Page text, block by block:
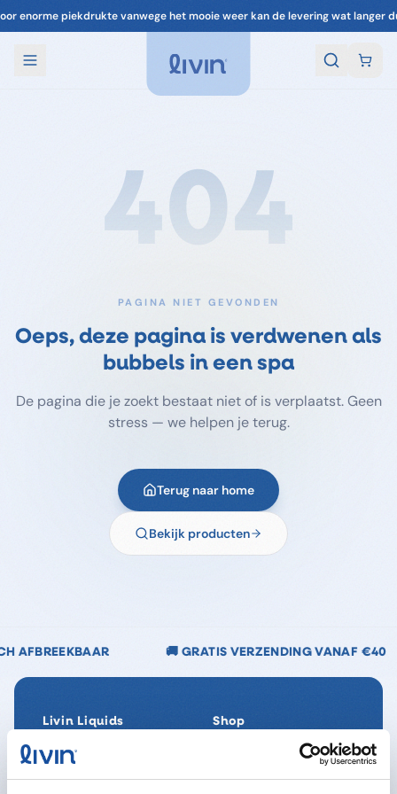
enorme piekdrukte vanwege het mooie weer kan de levering wat langer
404
PAGINA NIET GEVONDEN
Oeps, deze pagina is verdwenen als
bubbels in een spa
De pagina die je zoekt bestaat niet of is verplaatst. Geen
stress — we helpen je terug.
Terug naar home
Bekijk producten
🚚 GRATIS VERZENDING VANAF €40 🌿
Livin Liquids
Ons verhaal
Onze Impact
Shop
SpaReady